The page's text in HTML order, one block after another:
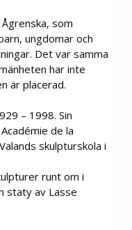
som
ungdomar och
Det var samma
har inte
är placerad.
– 1998. Sin
de la
skulpturskola i
runt om i
staty av Lasse